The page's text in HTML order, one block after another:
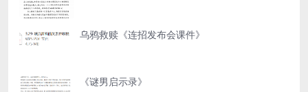
乌鸦救赎《连招发布会课件》
《谜男启示录》